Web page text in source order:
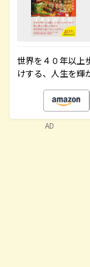
世界を４０年以上
けする、人生を輝
AD